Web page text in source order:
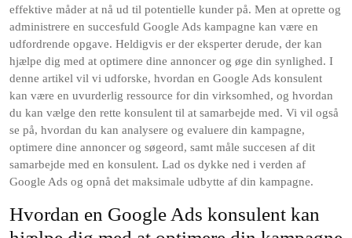
effektive måder at nå ud til potentielle kunder på. Men at oprette og
administrere en succesfuld Google Ads kampagne kan være en
udfordrende opgave. Heldigvis er der eksperter derude, der kan
hjælpe dig med at optimere dine annoncer og øge din synlighed. I
denne artikel vil vi udforske, hvordan en Google Ads konsulent
kan være en uvurderlig ressource for din virksomhed, og hvordan
du kan vælge den rette konsulent til at samarbejde med. Vi vil også
se på, hvordan du kan analysere og evaluere din kampagne,
optimere dine annoncer og søgeord, samt måle succesen af ​​dit
samarbejde med en konsulent. Lad os dykke ned i verden af
Google Ads og opnå det maksimale udbytte af din kampagne.
Hvordan en Google Ads konsulent kan